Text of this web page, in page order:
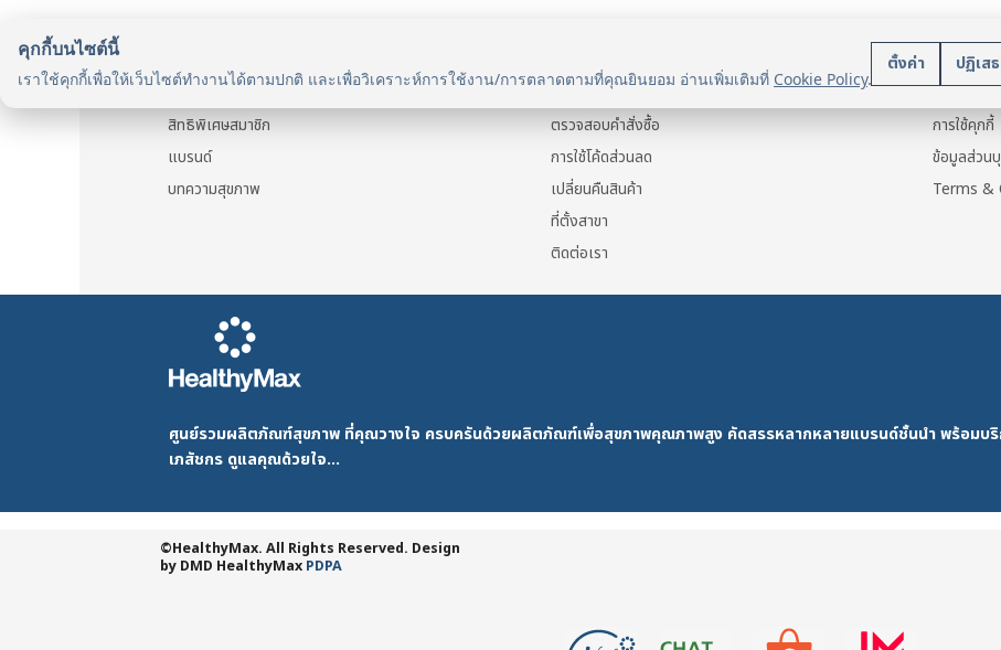
multiple
variants.
The
options
product
คุกกี้บนไซต์นี้
เราใช้คุกกี้เพื่อให้เว็บไซต์ทำงานได้ตามปกติ และเพื่อวิเคราะห์การใช้งาน/การตลาดตามที่คุณยินยอม อ่านเพิ่มเติมที่ Cookie Policy.
ตั้งค่า ปฏิเส
สิทธิพิเศษสมาชิก
แบรนด์
บทความสุขภาพ
แจ้งการชำระเงิน
ตรวจสอบคำสั่งซื้อ
การใช้โค้ดส่วนลด
เปลี่ยนคืนสินค้า
ที่ตั้งสาขา
ติดต่อเรา
นโยบาย
ข้อมูลส่วน
การใช้คุกกี้
ข้อมูลส่วน
Terms &
ศูนย์รวมผลิตภัณฑ์สุขภาพ ที่คุณวางใจ ครบครันด้วยผลิตภัณฑ์เพื่อสุขภาพคุณภาพสูง คัดสรรหลากหลายแบรนด์ชั้นนำ พร้อมบริ
เภสัชกร ดูแลคุณด้วยใจ...
©HealthyMax. All Rights Reserved. Design
by DMD HealthyMax PDPA